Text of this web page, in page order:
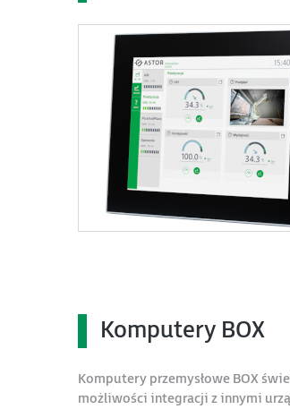
Komputery BOX
Komputery przemysłowe BOX
możliwości integracji z innymi